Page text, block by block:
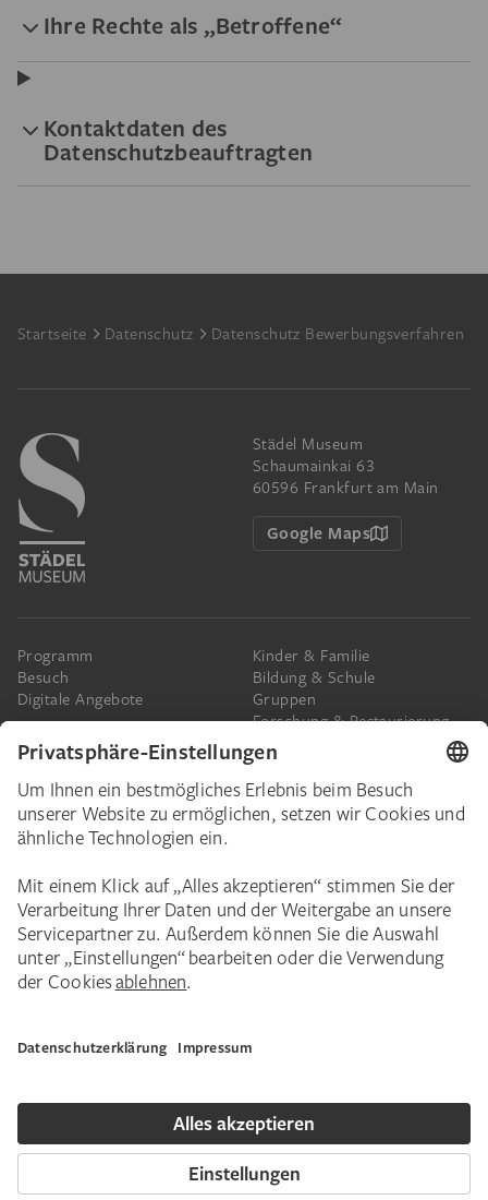
Ihre Rechte als „Betroffene“
Kontaktdaten des
Datenschutzbeauftragten
Footer
Startseite Datenschutz Datenschutz Bewerbungsverfahren
Städel Museum
Schaumainkai 63
60596 Frankfurt am Main
Google Maps
Programm
Besuch
Digitale Angebote
Kinder & Familie
Bildung & Schule
Gruppen
Forschung & Restaurierung
Presse
Das Städel
Spenden
Schenkungen & Nachlass
Corporate Events
Städelverein
Karriere
Städel Stories
Newsletter
DatenschutzPrivatsphäreBildnachweise
HausordnungKontakt
Copyright © 2026 Städel Museum. Alle Rechte vorbehalten.